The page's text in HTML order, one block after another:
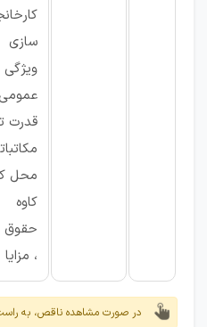
سازی
قدرت
محل
کاوه
حقوق
، مزایا
در صورت مشاهده ناقص، به